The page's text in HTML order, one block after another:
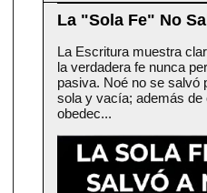
La "Sola Fe" No
La Escritura muestra
la verdadera fe nunca
pasiva. Noé no se salvó
sola y vacía; además de
obedec...